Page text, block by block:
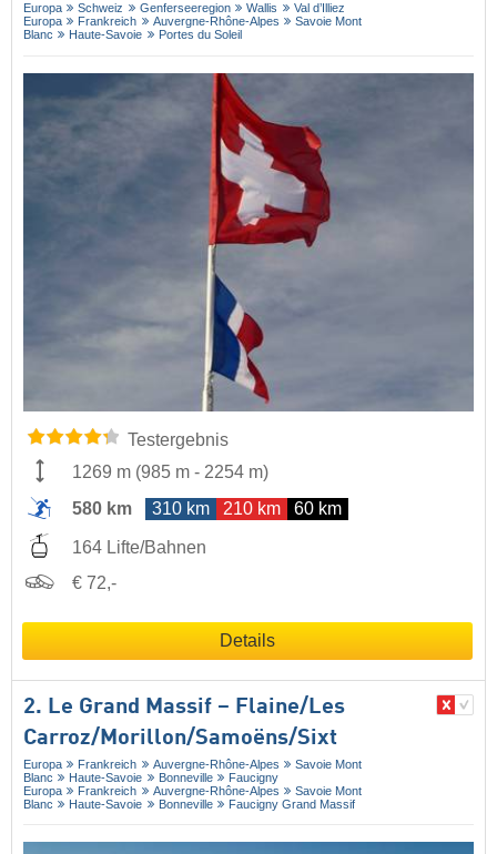
Europa Schweiz Genferseeregion Wallis
Val d’Illiez
Europa
Frankreich Auvergne-Rhône-Alpes
Savoie Mont
Blanc
Haute-Savoie Portes du Soleil
Testergebnis
1269 m (985 m - 2254 m)
580 km
310 km 210 km 60 km
164 Lifte/Bahnen
€ 72,-
Details
2. Le Grand Massif – Flaine/​Les
Carroz/​Morillon/​Samoëns/​Sixt
Europa Frankreich Auvergne-Rhône-Alpes
Savoie Mont
Blanc
Haute-Savoie Bonneville
Faucigny
Europa
Frankreich Auvergne-Rhône-Alpes
Savoie Mont
Blanc
Haute-Savoie Bonneville Faucigny Grand Massif